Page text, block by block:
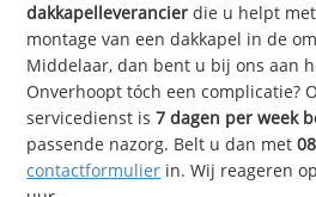
dakkapelleverancier die u helpt
montage van een dakkapel in de
Middelaar, dan bent u bij ons aan
Onverhoopt tóch een complicatie?
servicedienst is7 dagen per week
passende nazorg. Belt u dan met
contactformulier in. Wij reageren